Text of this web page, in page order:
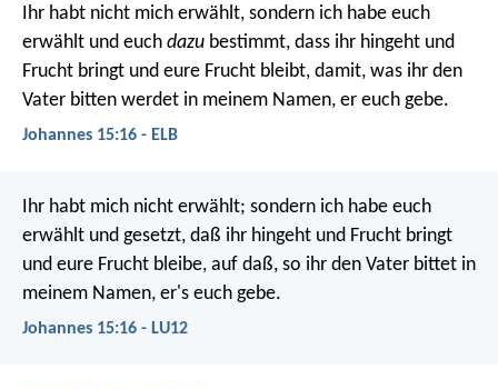
Ihr habt nicht mich erwählt, sondern ich habe euch
erwählt und euch dazu bestimmt, dass ihr hingeht und
Frucht bringt und eure Frucht bleibt, damit, was ihr den
Vater bitten werdet in meinem Namen, er euch gebe.
Johannes 15:16 - ELB
Ihr habt mich nicht erwählt; sondern ich habe euch
erwählt und gesetzt, daß ihr hingeht und Frucht bringt
und eure Frucht bleibe, auf daß, so ihr den Vater bittet in
meinem Namen, er's euch gebe.
Johannes 15:16 - LU12